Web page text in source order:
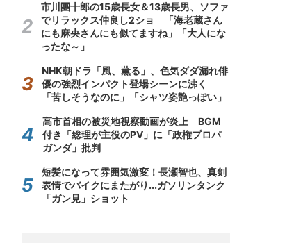
市川團十郎の15歳長女＆13歳長男、ソファ
でリラックス仲良し2ショ 「海老蔵さん
にも麻央さんにも似てますね」「大人にな
ったな～」
NHK朝ドラ「風、薫る」、色気ダダ漏れ俳
優の強烈インパクト登場シーンに沸く
「苦しそうなのに」「シャツ姿艶っぽい」
高市首相の被災地視察動画が炎上 BGM
付き「総理が主役のPV」に「政権プロパ
ガンダ」批判
短髪になって雰囲気激変！長瀬智也、真剣
表情でバイクにまたがり...ガソリンタンク
「ガン見」ショット